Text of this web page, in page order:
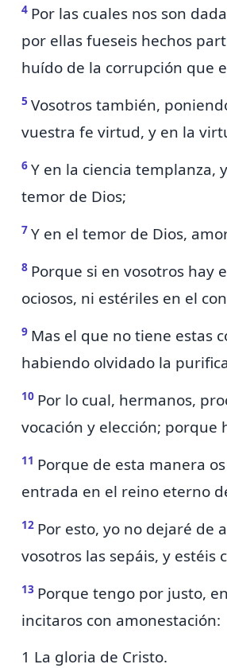
4 Por las cuales nos son
por ellas fueseis hechos
huído de la corrupción que
5 Vosotros también,
vuestra fe virtud, y en la
6 Y en la ciencia templanza,
temor de Dios;
7 Y en el temor de Dios,
8 Porque si en vosotros hay
ociosos, ni estériles en el
9 Mas el que no tiene estas
habiendo olvidado la
10 Por lo cual, hermanos,
vocación y elección; porque
11 Porque de esta manera
entrada en el reino eterno
12 Por esto, yo no dejaré de
vosotros las sepáis, y estéis
13 Porque tengo por justo,
incitaros con amonestación:
1 La gloria de Cristo.